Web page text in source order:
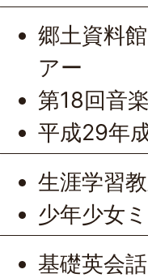
郷土資料
アー
第18回音
平成29年
生涯学習
少年少女
基礎英会話